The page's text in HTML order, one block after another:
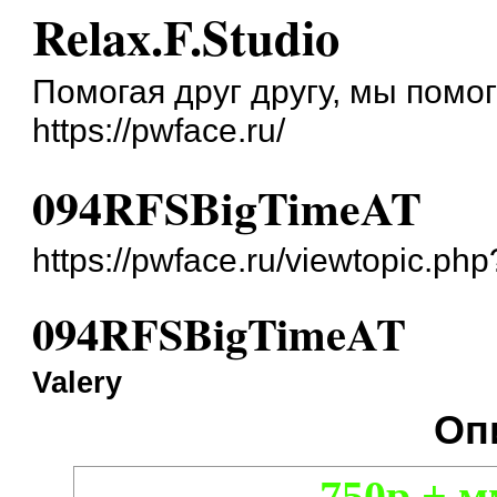
Relax.F.Studio
Помогая друг другу, мы
https://pwface.ru/
094RFSBigTimeAT
https://pwface.ru/
094RFSBigTimeAT
Valery